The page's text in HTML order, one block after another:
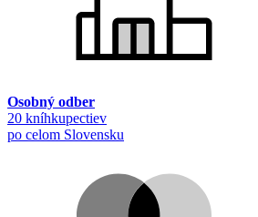
Osobný odber
20 kníhkupectiev
po celom Slovensku